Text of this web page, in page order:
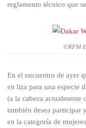
reglamento técnico que
©RPM
En el encuentro de ayer
en liza para una especie
(a la cabeza
también desea participar
en la categoría de